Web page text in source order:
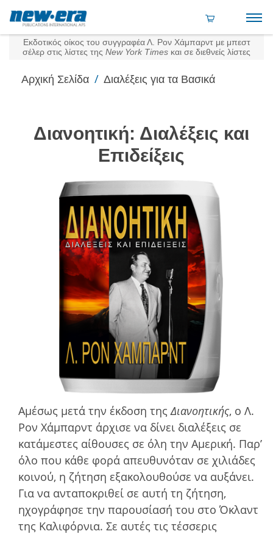
Εκδοτικός οίκος του συγγραφέα Λ. Ρον Χάμπαρντ με μπεστ
σέλερ στις λίστες της New York Times και σε διεθνείς λίστες
Αρχική Σελίδα / Διαλέξεις για τα Βασικά
Διανοητική: Διαλέξεις και
Επιδείξεις
Αμέσως μετά την έκδοση της Διανοητικής, ο Λ.
Ρον Χάμπαρντ άρχισε να δίνει διαλέξεις σε
κατάμεστες αίθουσες σε όλη την Αμερική. Παρ’
όλο που κάθε φορά απευθυνόταν σε χιλιάδες
κοινού, η ζήτηση εξακολουθούσε να αυξάνει.
Για να ανταποκριθεί σε αυτή τη ζήτηση,
ηχογράφησε την παρουσίασή του στο Όκλαντ
της Καλιφόρνια. Σε αυτές τις τέσσερις